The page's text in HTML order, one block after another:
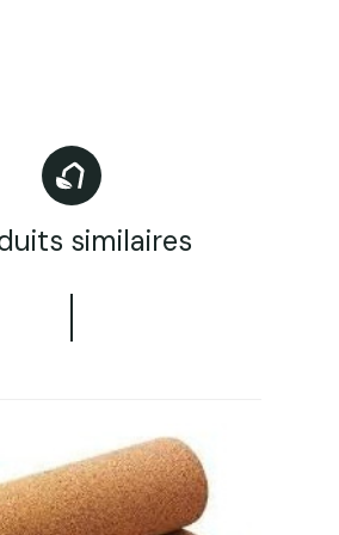
similaires